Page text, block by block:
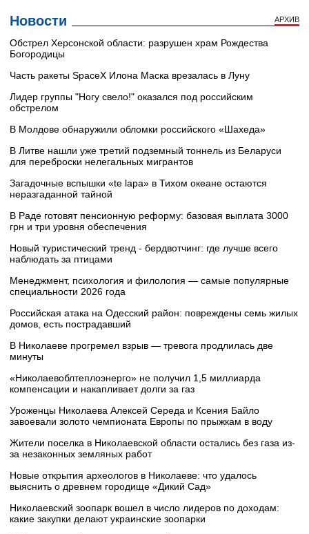
Новости АРХИВ
Обстрел Херсонской области: разрушен храм Рождества
Богородицы
Часть ракеты SpaceX Илона Маска врезалась в Луну
Лидер группы "Ногу свело!" оказался под российским
обстрелом
В Молдове обнаружили обломки российского «Шахеда»
В Литве нашли уже третий подземный тоннель из Беларуси
для переброски нелегальных мигрантов
Загадочные вспышки «te lapa» в Тихом океане остаются
неразгаданной тайной
В Раде готовят пенсионную реформу: базовая выплата 3000
грн и три уровня обеспечения
Новый туристический тренд - бердвотчинг: где лучше всего
наблюдать за птицами
Менеджмент, психология и филология — самые популярные
специальности 2026 года
Российская атака на Одесский район: повреждены семь жилых
домов, есть пострадавший
В Николаеве прогремел взрыв — тревога продлилась две
минуты
«Николаевоблтеплоэнерго» не получил 1,5 миллиарда
компенсации и накапливает долги за газ
Уроженцы Николаева Алексей Середа и Ксения Байло
завоевали золото чемпионата Европы по прыжкам в воду
Жители поселка в Николаевской области остались без газа из-
за незаконных земляных работ
Новые открытия археологов в Николаеве: что удалось
выяснить о древнем городище «Дикий Сад»
Николаевский зоопарк вошел в число лидеров по доходам:
какие закупки делают украинские зоопарки